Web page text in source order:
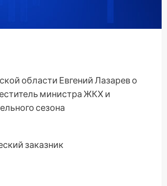
области Евгений Лазарев о
министра ЖКХ и
сезона
заказник